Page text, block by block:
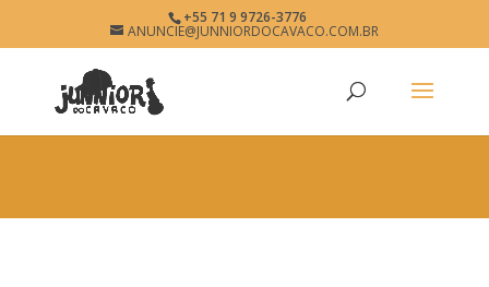
BANDA PAGODÃO
www.junniordocavaco.com.br
+55 71 9 9726-3776
ANUNCIE@JUNNIORDOCAVACO.COM.BR
× Free - In Google Play View